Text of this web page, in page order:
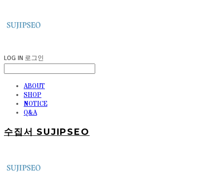
LOG IN 로그인
ABOUT
SHOP
NOTICE
Q&A
수집서 SUJIPSEO